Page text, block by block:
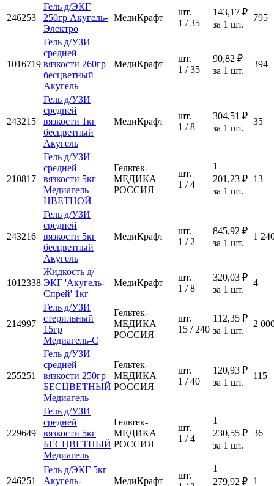
246253
Гель д/ЭКГ
250гр Акугель-
Электро
МедиКрафт
шт.
1 / 35
143,17 ₽
за 1 шт.
795
1016719
Гель д/УЗИ
средней
вязкости 260гр
бесцветный
Акугель
МедиКрафт
шт.
1 / 35
90,82 ₽
за 1 шт.
394
243215
Гель д/УЗИ
средней
вязкости 1кг
бесцветный
Акугель
МедиКрафт
шт.
1 / 8
304,51 ₽
за 1 шт.
35
210817
Гель д/УЗИ
средней
вязкости 5кг
Медиагель
ЦВЕТНОЙ
Гельтек-
МЕДИКА
РОССИЯ
шт.
1 / 4
1
201,23 ₽
за 1 шт.
13
243216
Гель д/УЗИ
средней
вязкости 5кг
бесцветный
Акугель
МедиКрафт
шт.
1 / 2
845,92 ₽
за 1 шт.
1
1012338
Жидкость д/
ЭКГ 'Акугель-
Спрей' 1кг
МедиКрафт
шт.
1 / 8
320,03 ₽
за 1 шт.
4
214997
Гель д/УЗИ
стерильный
15гр
Медиагель-С
Гельтек-
МЕДИКА
РОССИЯ
шт.
15 / 240
112,35 ₽
за 1 шт.
2
255251
Гель д/УЗИ
средней
вязкости 250гр
БЕСЦВЕТНЫЙ
Медиагель
Гельтек-
МЕДИКА
РОССИЯ
шт.
1 / 40
120,93 ₽
за 1 шт.
115
229649
Гель д/УЗИ
средней
вязкости 5кг
БЕСЦВЕТНЫЙ
Медиагель
Гельтек-
МЕДИКА
РОССИЯ
шт.
1 / 4
1
230,55 ₽
за 1 шт.
36
246251
Гель д/ЭКГ 5кг
Акугель-
МедиКрафт
шт.
1
279,92 ₽ 1